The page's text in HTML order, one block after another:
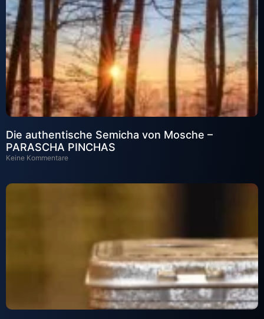
Die authentische Semicha von Mosche –
PARASCHA PINCHAS
Keine Kommentare